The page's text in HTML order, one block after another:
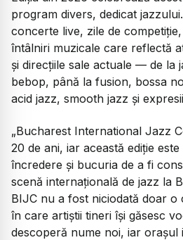
program divers, dedicat
concerte live, zile de
întâlniri muzicale care reflectă
și direcțiile sale actuale — de la
bebop, până la fusion, bossa
acid jazz, smooth jazz și
„Bucharest International Jazz
20 de ani, iar această ediție
încredere și bucuria de a fi
scenă internațională de jazz la
BIJC nu a fost niciodată doar o
în care artiștii tineri își găsesc
descoperă nume noi, iar